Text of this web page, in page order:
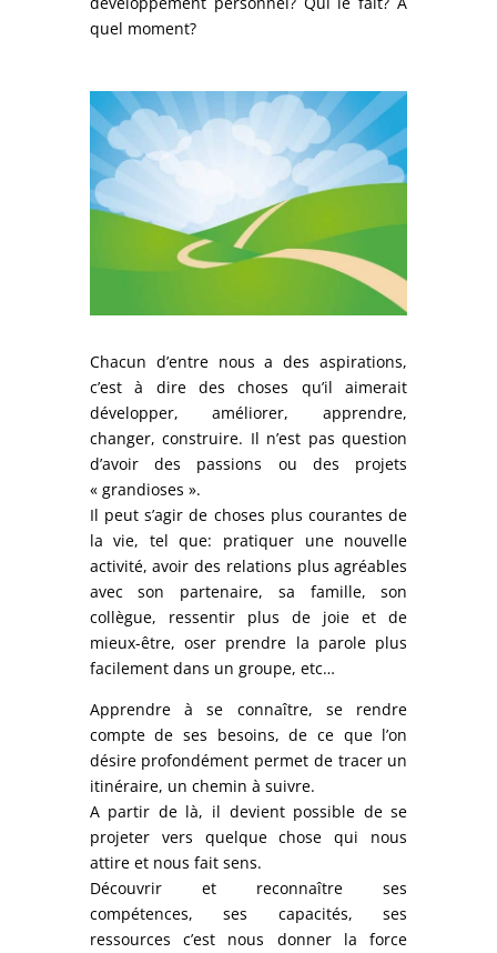
quel moment?
Chacun d’entre nous a des aspirations,
c’est à dire des choses qu’il aimerait
développer, améliorer, apprendre,
changer, construire. Il n’est pas question
d’avoir des passions ou des projets
« grandioses ».
Il peut s’agir de choses plus courantes de
la vie, tel que: pratiquer une nouvelle
activité, avoir des relations plus agréables
avec son partenaire, sa famille, son
collègue, ressentir plus de joie et de
mieux-être, oser prendre la parole plus
facilement dans un groupe, etc…
Apprendre à se connaître, se rendre
compte de ses besoins, de ce que l’on
désire profondément permet de tracer un
itinéraire, un chemin à suivre.
A partir de là, il devient possible de se
projeter vers quelque chose qui nous
attire et nous fait sens.
Découvrir et reconnaître ses
compétences, ses capacités, ses
ressources c’est nous donner la force